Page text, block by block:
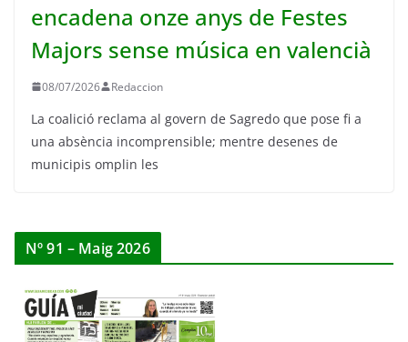
encadena onze anys de Festes
Majors sense música en valencià
08/07/2026 Redaccion
La coalició reclama al govern de Sagredo que pose fi a
una absència incomprensible; mentre desenes de
municipis omplin les
Nº 91 – Maig 2026